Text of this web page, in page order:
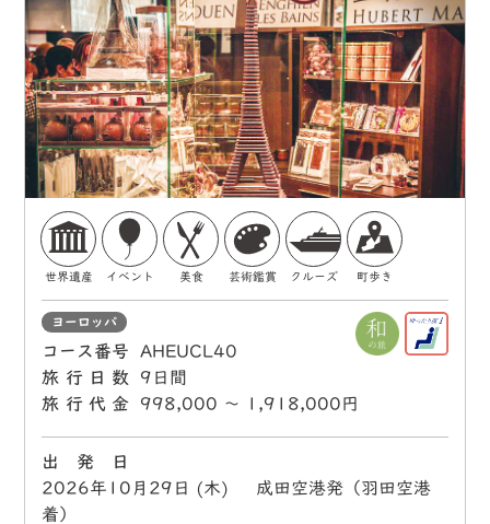
世界遺産 イベント 美食 芸術鑑賞 クルーズ 町歩き
ヨーロッパ
コース番号
AHEUCL40
旅行日数
9日間
旅行代金
998,000 〜 1,918,000円
出 発 日
2026年10月29日 (木) 成田空港発（羽田空港
着）